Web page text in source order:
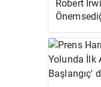
Robert
Earthshot